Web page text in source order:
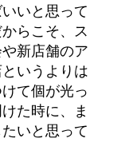
いと思って
らこそ、ス
新店舗のア
いうよりは
て個が光っ
た時に、ま
いと思って